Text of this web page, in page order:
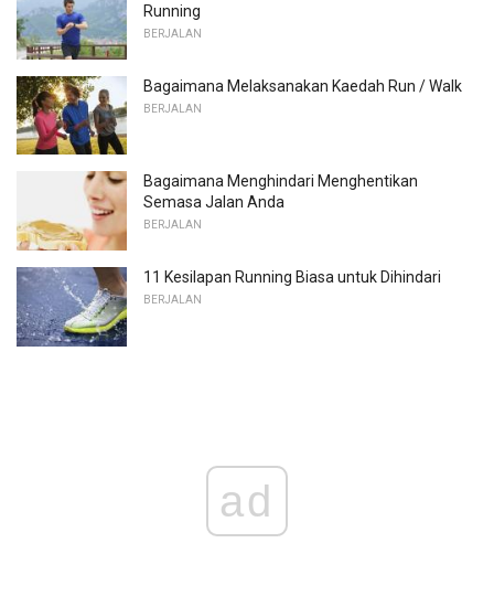
Running
BERJALAN
Bagaimana Melaksanakan Kaedah Run / Walk
BERJALAN
Bagaimana Menghindari Menghentikan
Semasa Jalan Anda
BERJALAN
11 Kesilapan Running Biasa untuk Dihindari
BERJALAN
ad